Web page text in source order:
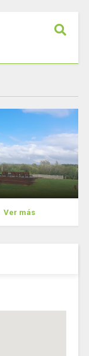
Ver más